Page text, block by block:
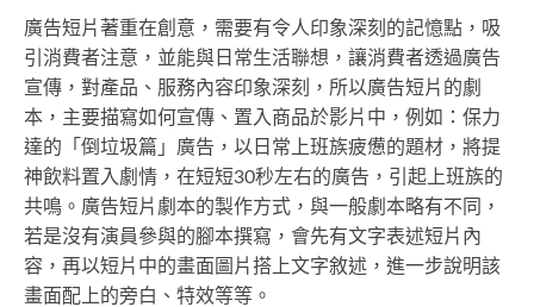
廣告短片著重在創意，需要有令人印象深刻的記憶點，吸
引消費者注意，並能與日常生活聯想，讓消費者透過廣告
宣傳，對產品、服務內容印象深刻，所以廣告短片的劇
本，主要描寫如何宣傳、置入商品於影片中，例如：保力
達的「倒垃圾篇」廣告，以日常上班族疲憊的題材，將提
神飲料置入劇情，在短短30秒左右的廣告，引起上班族的
共鳴。廣告短片劇本的製作方式，與一般劇本略有不同，
若是沒有演員參與的腳本撰寫，會先有文字表述短片內
容，再以短片中的畫面圖片搭上文字敘述，進一步說明該
畫面配上的旁白、特效等等。